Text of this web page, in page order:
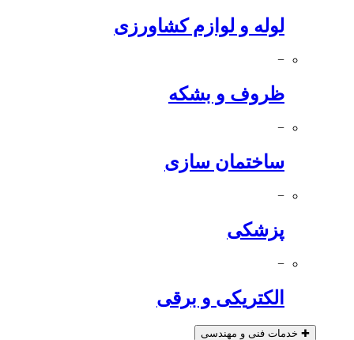
لوله و لوازم کشاورزی
−
ظروف و بشکه
−
ساختمان سازی
−
پزشکی
−
الکتریکی و برقی
✚ خدمات فنی و مهندسی